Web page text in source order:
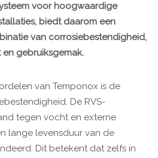
voor hoogwaardige
biedt daarom een
van corrosiebestendigheid,
gebruiksgemak.
van Temponox is de
De RVS-
tegen vocht en externe
lange levensduur van de
Dit betekent dat zelfs in